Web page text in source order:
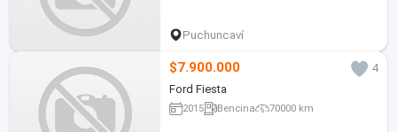
Puchuncaví
$7.900.000
4
Ford Fiesta
2015 Bencina 70000 km